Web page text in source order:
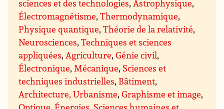
sciences et des technologies, Astrophysique,
Électromagnétisme,Thermodynamique,
Physique quantique,Théorie de la relativité,
Neurosciences,Techniques et sciences
appliquées, Agriculture,Génie civil,
Électronique, Mécanique, Sciences et
techniques industrielles, Bâtiment,
Architecture, Urbanisme,Graphisme et image,